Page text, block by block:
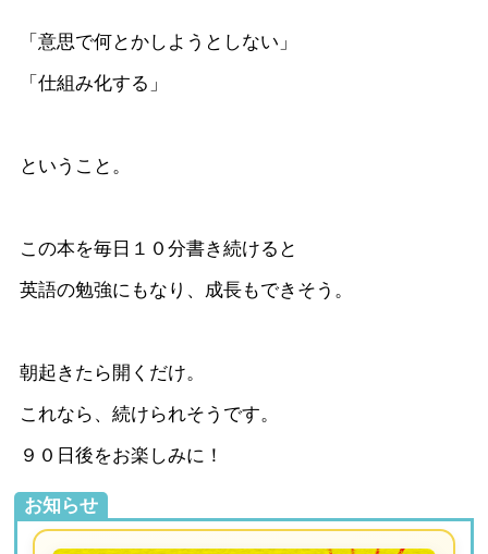
「意思で何とかしようとしない」
「仕組み化する」
ということ。
この本を毎日１０分書き続けると
英語の勉強にもなり、成長もできそう。
朝起きたら開くだけ。
これなら、続けられそうです。
９０日後をお楽しみに！
お知らせ